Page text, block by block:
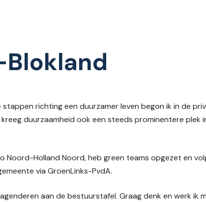
richting een duurzamer leven begon ik in de
duurzaamheid ook een steeds prominentere plek
Noord-Holland Noord, heb green teams opgezet en
via GroenLinks-PvdA.
aan de bestuurstafel. Graag denk en werk ik